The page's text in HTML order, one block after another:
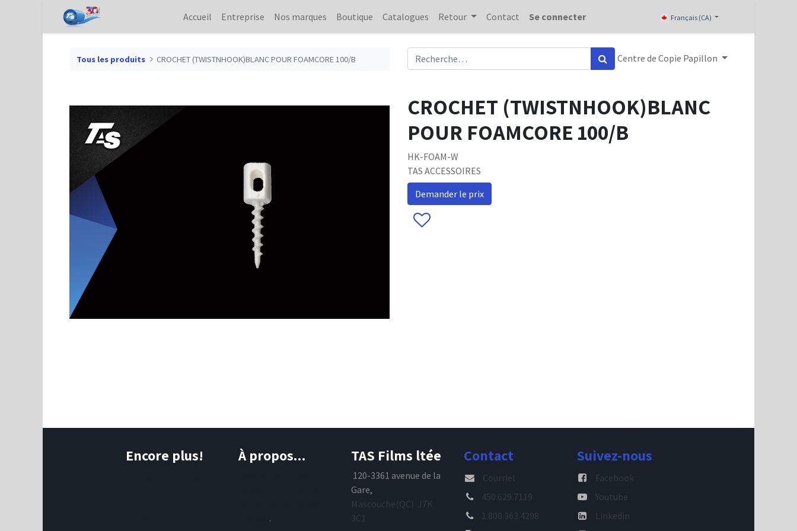
Accueil Entreprise Nos marques Boutique Catalogues Retour Contact Se connecter Français (CA)
Tous les produits CROCHET (TWISTNHOOK)BLANC POUR FOAMCORE 100/B Centre de Copie Papillon
CROCHET (TWISTNHOOK)BLANC
POUR FOAMCORE 100/B
HK-FOAM-W
TAS ACCESSOIRES
Demander le prix
Encore plus! À propos...
.
TAS Films ltée
120-3361 avenue de la
Gare,
Mascouche(QC) J7K
3C1
Contact
Courriel
450.629.7119
1.800.363.4298
Suivez-nous
Facebook
Youtube
Linkedin